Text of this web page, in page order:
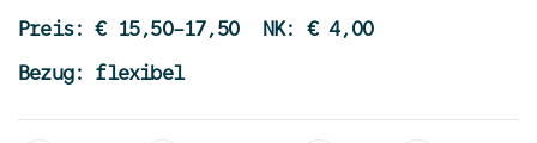
Preis: € 15,50-17,50
NK: € 4,00
Bezug: flexibel